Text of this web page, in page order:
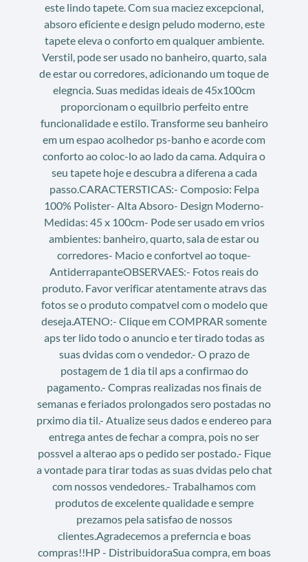
este lindo tapete. Com sua maciez excepcional,
absoro eficiente e design peludo moderno, este
tapete eleva o conforto em qualquer ambiente.
Verstil, pode ser usado no banheiro, quarto, sala
de estar ou corredores, adicionando um toque de
elegncia. Suas medidas ideais de 45x100cm
proporcionam o equilbrio perfeito entre
funcionalidade e estilo. Transforme seu banheiro
em um espao acolhedor ps-banho e acorde com
conforto ao coloc-lo ao lado da cama. Adquira o
seu tapete hoje e descubra a diferena a cada
passo.CARACTERSTICAS:- Composio: Felpa
100% Polister- Alta Absoro- Design Moderno-
Medidas: 45 x 100cm- Pode ser usado em vrios
ambientes: banheiro, quarto, sala de estar ou
corredores- Macio e confortvel ao toque-
AntiderrapanteOBSERVAES:- Fotos reais do
produto. Favor verificar atentamente atravs das
fotos se o produto compatvel com o modelo que
deseja.ATENO:- Clique em COMPRAR somente
aps ter lido todo o anuncio e ter tirado todas as
suas dvidas com o vendedor.- O prazo de
postagem de 1 dia til aps a confirmao do
pagamento.- Compras realizadas nos finais de
semanas e feriados prolongados sero postadas no
prximo dia til.- Atualize seus dados e endereo para
entrega antes de fechar a compra, pois no ser
possvel a alterao aps o pedido ser postado.- Fique
a vontade para tirar todas as suas dvidas pelo chat
com nossos vendedores.- Trabalhamos com
produtos de excelente qualidade e sempre
prezamos pela satisfao de nossos
clientes.Agradecemos a preferncia e boas
compras!!HP - DistribuidoraSua compra, em boas